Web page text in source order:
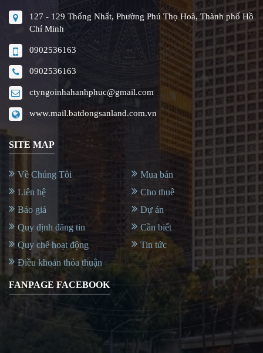
127 - 129 Thống Nhất, Phường Phú Thọ Hoà, Thành phố Hồ
Chí Minh
0902536163
0902536163
ctyngoinhahanhphuc@gmail.com
www.mail.batdongsanland.com.vn
SITE MAP
Về Chúng Tôi
Liên hệ
Báo giá
Quy định đăng tin
Quy chế hoạt động
Điều khoản thỏa thuận
Mua bán
Cho thuê
Dự án
Cần biết
Tin tức
FANPAGE FACEBOOK